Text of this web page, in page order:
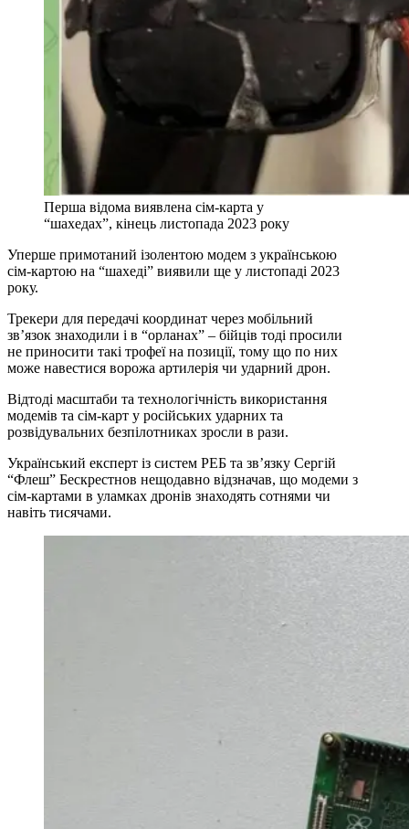
Перша відома виявлена сім-карта у
“шахедах”, кінець листопада 2023 року
Уперше примотаний ізолентою модем з українською
сім-картою на “шахеді” виявили ще у листопаді 2023
року.
Трекери для передачі координат через мобільний
зв’язок знаходили і в “орланах” – бійців тоді просили
не приносити такі трофеї на позиції, тому що по них
може навестися ворожа артилерія чи ударний дрон.
Відтоді масштаби та технологічність використання
модемів та сім-карт у російських ударних та
розвідувальних безпілотниках зросли в рази.
Український експерт із систем РЕБ та зв’язку Сергій
“Флеш” Бескрестнов нещодавно відзначав, що модеми з
сім-картами в уламках дронів знаходять сотнями чи
навіть тисячами.